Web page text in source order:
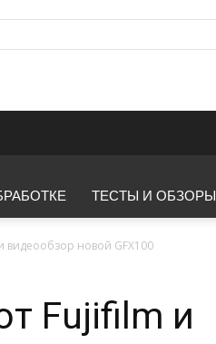
ТЕСТЫ И ОБЗОРЫ
видеообзор новой GFX100
Fujifilm и